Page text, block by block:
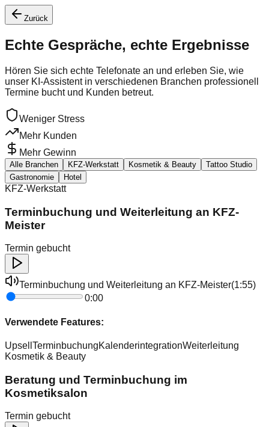
Zurück
Echte Gespräche, echte Ergebnisse
Hören Sie sich echte Telefonate an und erleben Sie, wie
unser KI-Assistent in verschiedenen Branchen professionell
Termine bucht und Kunden betreut.
Weniger Stress
Mehr Kunden
Mehr Gewinn
Alle Branchen KFZ-Werkstatt Kosmetik & Beauty
Tattoo Studio
Gastronomie
Hotel
KFZ-Werkstatt
Terminbuchung und Weiterleitung an KFZ-
Meister
Termin gebucht
Terminbuchung und Weiterleitung an KFZ-Meister(1:55)
0:00
Verwendete Features:
Upsell TerminbuchungKalenderintegrationWeiterleitung
Kosmetik & Beauty
Beratung und Terminbuchung im
Kosmetiksalon
Termin gebucht